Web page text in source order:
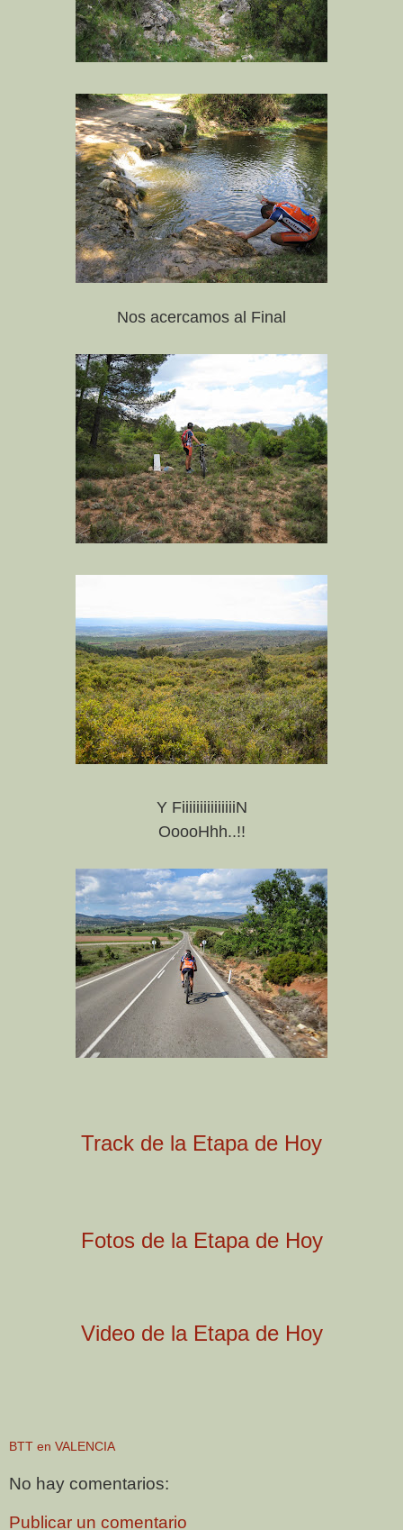
Nos acercamos al Final
Y FiiiiiiiiiiiiiiiN
OoooHhh..!!
Track de la Etapa de Hoy
Fotos de la Etapa de Hoy
Video de la Etapa de Hoy
BTT en VALENCIA
No hay comentarios:
Publicar un comentario